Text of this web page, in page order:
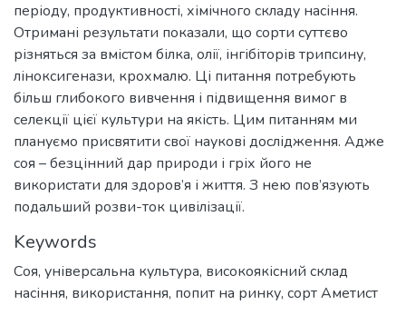
періоду, продуктивності, хімічного складу насіння.
Отримані результати показали, що сорти суттєво
різняться за вмістом білка, олії, інгібіторів трипсину,
ліноксигенази, крохмалю. Ці питання потребують
більш глибокого вивчення і підвищення вимог в
селекції цієї культури на якість. Цим питанням ми
плануємо присвятити свої наукові дослідження. Адже
соя – безцінний дар природи і гріх його не
використати для здоров’я і життя. З нею пов’язують
подальший розви-ток цивілізації.
Keywords
Соя, універсальна культура, високоякісний склад
насіння, використання, попит на ринку, сорт Аметист